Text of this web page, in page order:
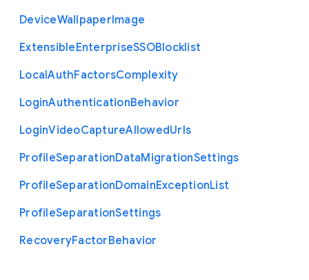
DeviceWallpaperImage
ExtensibleEnterpriseSSOBlocklist
LocalAuthFactorsComplexity
LoginAuthenticationBehavior
LoginVideoCaptureAllowedUrls
ProfileSeparationDataMigrationSettings
ProfileSeparationDomainExceptionList
ProfileSeparationSettings
RecoveryFactorBehavior